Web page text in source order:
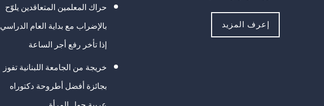
إعرف المزيد
حراك المعلمين المتعاقدين يلوّح
بالإضراب مع بداية العام الدراسي
إذا تأخر رفع أجر الساعة
خريجة من الجامعة اللبنانية تفوز
بجائزة أفضل أطروحة دكتوراه